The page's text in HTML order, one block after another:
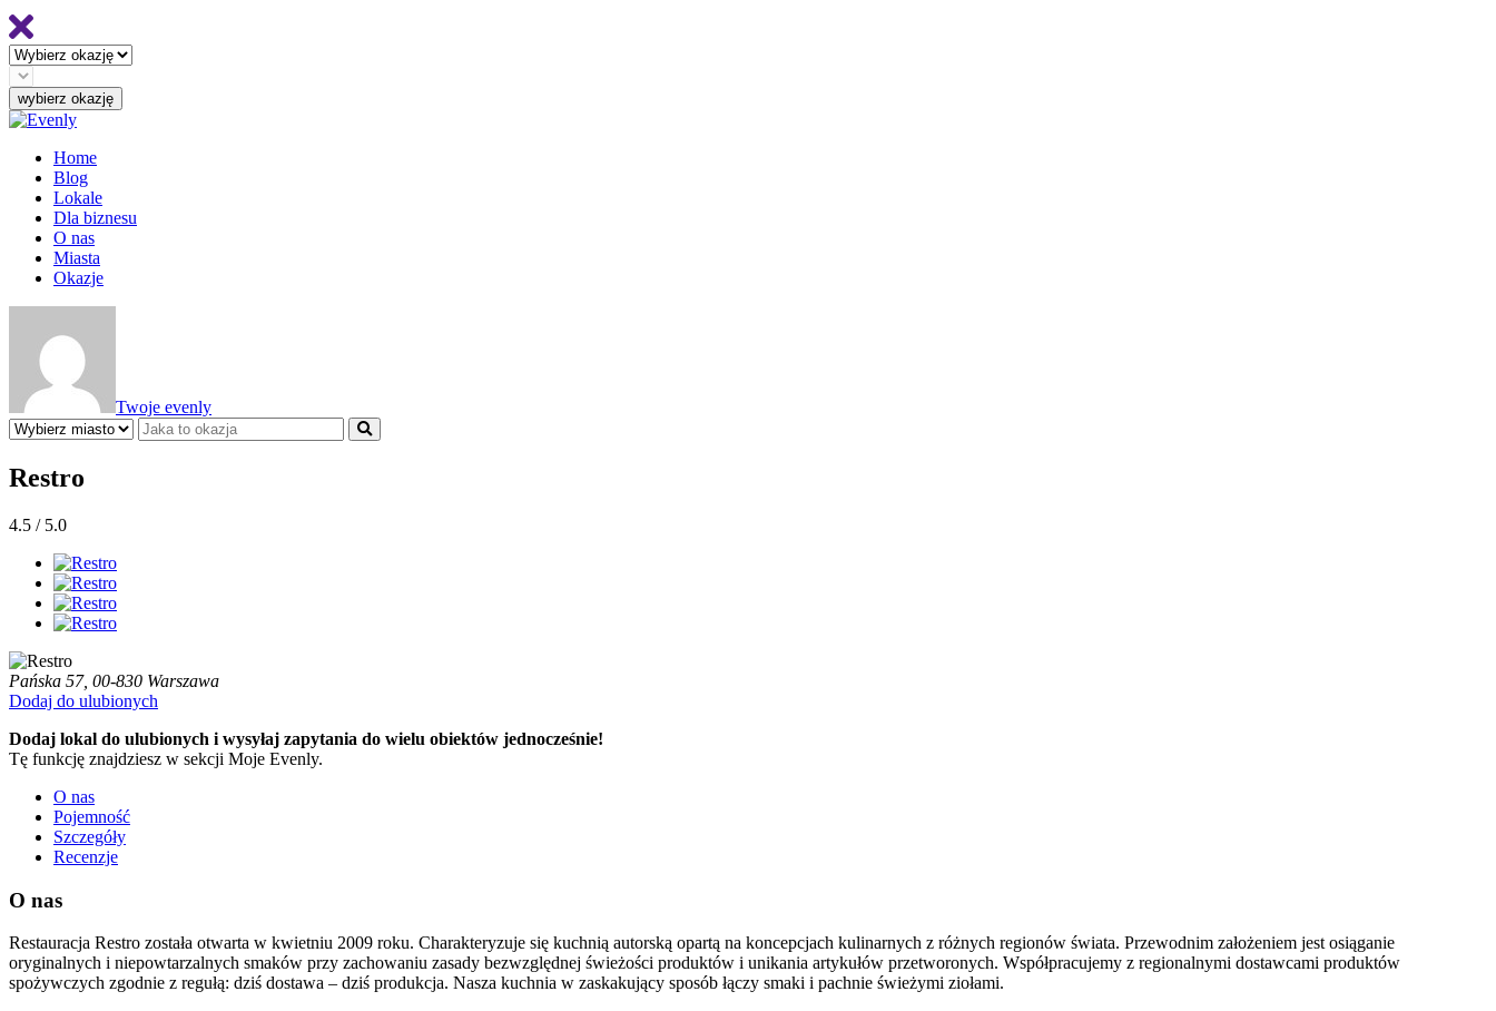
Home
Blog
Lokale
Dla biznesu
O nas
Miasta
Okazje
Twoje evenly
Restro
4.5 / 5.0
Pańska 57, 00-830 Warszawa
Dodaj do ulubionych
Dodaj lokal do ulubionych i wysyłaj zapytania do wielu obiektów jednocześnie!
Tę funkcję znajdziesz w sekcji Moje Evenly.
O nas
Pojemność
Szczegóły
Recenzje
O nas
Restauracja Restro została otwarta w kwietniu 2009 roku. Charakteryzuje się kuchnią autorską opartą na koncepcjach kulinarnych z różnych regionów świata. Przewodnim założeniem jest osiąganie
oryginalnych i niepowtarzalnych smaków przy zachowaniu zasady bezwzględnej świeżości produktów i unikania artykułów przetworonych. Współpracujemy z regionalnymi dostawcami produktów
spożywczych zgodnie z regułą: dziś dostawa – dziś produkcja. Nasza kuchnia w zaskakujący sposób łączy smaki i pachnie świeżymi ziołami.